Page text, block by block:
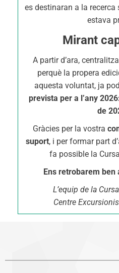
es destinaran a la recerca
estava
Mirant
A partir d’ara,
perquè la propera
aquesta voluntat, ja
prevista per a l’any
de
Gràcies per la vostra
suport, i per formar part
fa possible la
Ens retrobarem ben
L’equip de la
Centre